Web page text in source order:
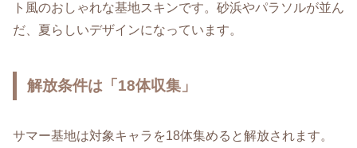
ト風のおしゃれな基地スキンです。砂浜やパラソルが並ん
だ、夏らしいデザインになっています。
解放条件は「18体収集」
サマー基地は対象キャラを18体集めると解放されます。